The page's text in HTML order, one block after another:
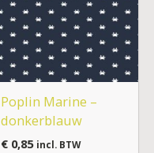
Poplin Marine –
donkerblauw
€0,85 incl. BTW